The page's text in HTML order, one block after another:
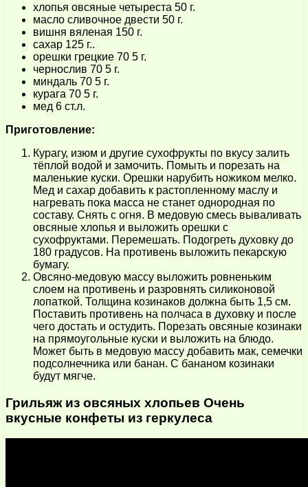
хлопья овсяные четыреста 50 г.
масло сливочное двести 50 г.
вишня вяленая 150 г.
сахар 125 г..
орешки грецкие 70 5 г.
чернослив 70 5 г.
миндаль 70 5 г.
курага 70 5 г.
мед 6 ст.л.
Приготовление:
Курагу, изюм и другие сухофрукты по вкусу залить
тёплой водой и замочить. Помыть и порезать на
маленькие куски. Орешки нарубить ножиком мелко.
Мед и сахар добавить к растопленному маслу и
нагревать пока масса не станет однородная по
составу. Снять с огня. В медовую смесь вываливать
овсяные хлопья и выложить орешки с
сухофруктами. Перемешать. Подогреть духовку до
180 градусов. На противень выложить пекарскую
бумагу.
Овсяно-медовую массу выложить ровненьким
слоем на противень и разровнять силиконовой
лопаткой. Толщина козинаков должна быть 1,5 см.
Поставить противень на полчаса в духовку и после
чего достать и остудить. Порезать овсяные козинаки
на прямоугольные куски и выложить на блюдо.
Может быть в медовую массу добавить мак, семечки
подсолнечника или банан. С бананом козинаки
будут мягче.
Грильяж из овсяных хлопьев Очень
вкусные конфеты из геркулеса